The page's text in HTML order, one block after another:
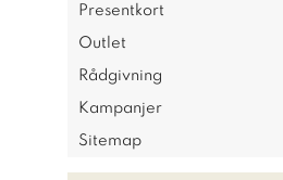
Presentkort
Outlet
Rådgivning
Kampanjer
Sitemap